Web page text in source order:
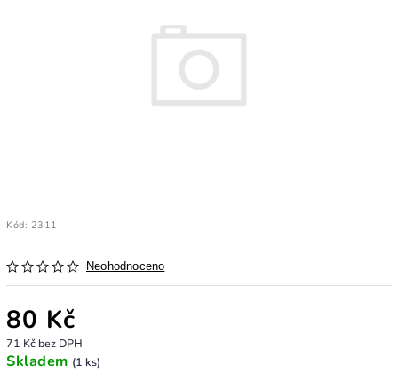
Kód: 2311
Neohodnoceno
80 Kč
71 Kč bez DPH
Skladem (1 ks)